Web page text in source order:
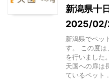
新潟県十
2025/02/
新潟県でペッ
す。 この度は
を行いました
天国への扉は
ているペット